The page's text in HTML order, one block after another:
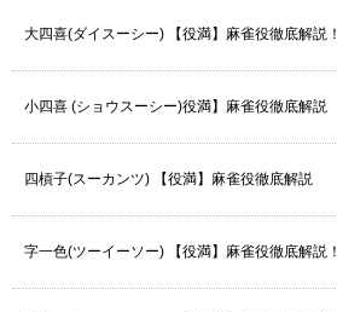
大四喜(ダイスーシー) 【役満】麻雀役徹底解説！
小四喜 (ショウスーシー)役満】麻雀役徹底解説
四槓子(スーカンツ) 【役満】麻雀役徹底解説
字一色(ツーイーソー) 【役満】麻雀役徹底解説！